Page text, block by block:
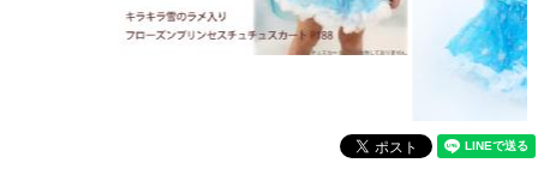
レビューを見る
ブログ
お問い合わせ